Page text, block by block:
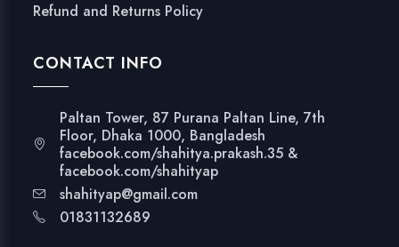
Refund and Returns Policy
CONTACT INFO
Paltan Tower, 87 Purana Paltan Line, 7th
Floor, Dhaka 1000, Bangladesh
facebook.com/shahitya.prakash.35 &
facebook.com/shahityap
shahityap@gmail.com
01831132689